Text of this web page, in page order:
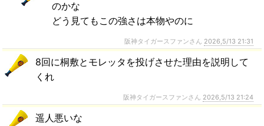
のかな
どう見てもこの強さは本物やのに
阪神タイガースファンさん 2026,5/13 21:31
8回に桐敷とモレッタを投げさせた理由を説明して
くれ
阪神タイガースファンさん 2026,5/13 21:24
遥人悪いな